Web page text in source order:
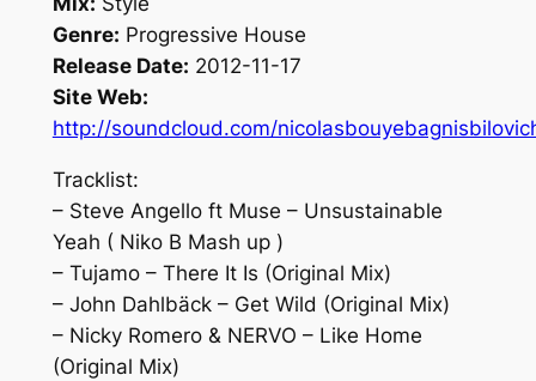
Genre: Progressive House
Release Date: 2012-11-17
Site Web:
http://soundcloud.com/
Tracklist:
– Steve Angello ft Muse – Unsustainable
Yeah ( Niko B Mash up )
– Tujamo – There It Is (Original Mix)
– John Dahlbäck – Get Wild (Original Mix)
– Nicky Romero & NERVO – Like Home
(Original Mix)